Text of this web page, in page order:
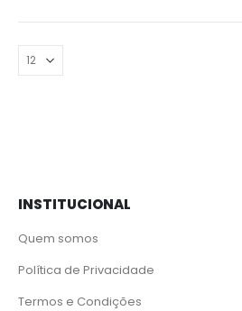
INSTITUCIONAL
Quem somos
Política de Privacidade
Termos e Condições